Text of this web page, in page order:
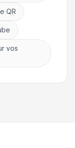
QR
vos